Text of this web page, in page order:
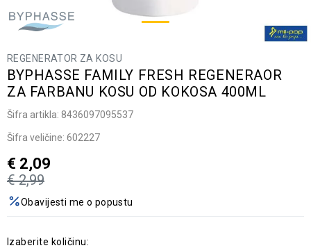
REGENERATOR ZA KOSU
BYPHASSE FAMILY FRESH REGENERAOR
ZA FARBANU KOSU OD KOKOSA 400ML
Šifra artikla: 8436097095537
Šifra veličine: 602227
€ 2,99
€ 2,09
Obavijesti me o popustu
Izaberite količinu: